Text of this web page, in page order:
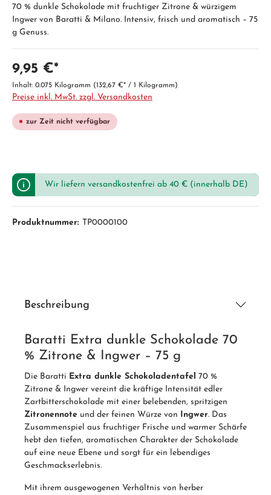
70 % dunkle Schokolade mit fruchtiger Zitrone & würzigem
Ingwer von Baratti & Milano. Intensiv, frisch und aromatisch – 75
g Genuss.
9,95 €*
Inhalt: 0.075 Kilogramm (132,67 €* / 1 Kilogramm)
Preise inkl. MwSt. zzgl. Versandkosten
zur Zeit nicht verfügbar
Wir liefern versandkostenfrei ab 40 € (innerhalb DE)
Produktnummer: TP0000100
Beschreibung
Baratti Extra dunkle Schokolade 70
% Zitrone & Ingwer – 75 g
Die Baratti Extra dunkle Schokoladentafel 70 %
Zitrone & Ingwer vereint die kräftige Intensität edler
Zartbitterschokolade mit einer belebenden, spritzigen
Zitronennote und der feinen Würze von Ingwer. Das
Zusammenspiel aus fruchtiger Frische und warmer Schärfe
hebt den tiefen, aromatischen Charakter der Schokolade
auf eine neue Ebene und sorgt für ein lebendiges
Geschmackserlebnis.
Mit ihrem ausgewogenen Verhältnis von herber